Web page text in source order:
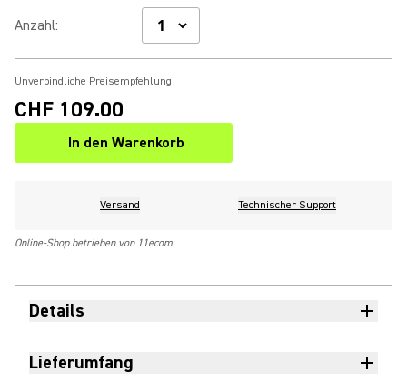
Anzahl:
Unverbindliche Preisempfehlung
CHF 109.00
In den Warenkorb
Versand Technischer Support
Online-Shop betrieben von 11ecom
Details
Lieferumfang